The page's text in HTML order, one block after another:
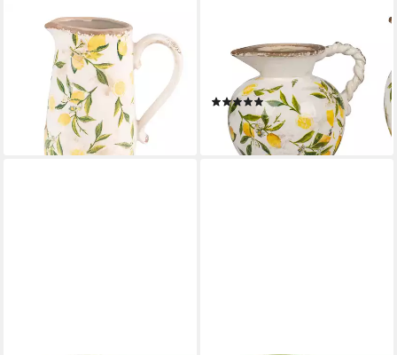
CLAYRE & EEF
Wasserkrug Clayre & Eef
Dekorativer Keramik-Krug mit
Zitronenmotiv – 16x11x18 cm
26,85 €
lieferbar - in 3-4 Werktagen bei dir
Dekovase Vintage Lemon,
Höhe: 19cm, Farbe: Weiß,
Motiv: Zitronen
(1)
21,90 €
lieferbar - in 3-4 Werktagen bei dir